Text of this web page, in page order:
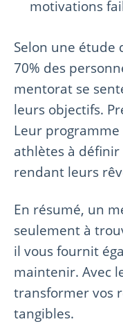
motivations
Selon une étude
70% des
mentorat se
leurs objectifs.
Leur
athlètes à
rendant leurs
En résumé, un
seulement à
il vous fournit
maintenir. Avec
transformer vos
tangibles.